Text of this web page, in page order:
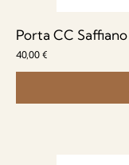
Porta CC Saffiano
Prezzo
40,00 €